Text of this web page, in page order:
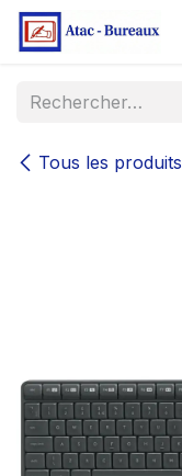
Se rendre au contenu
Tous les produits